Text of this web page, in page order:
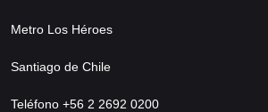
Metro Los Héroes
Santiago de Chile
Teléfono +56 2 2692 0200